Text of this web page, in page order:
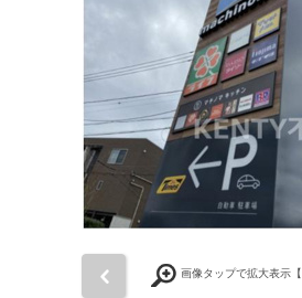
画像タップで拡大表示【